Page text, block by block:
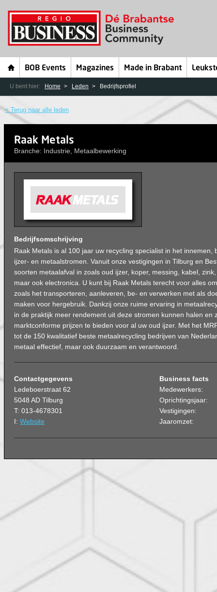
BOB Events Magazines Made in Brabant
U bent hier: Home Leden Bedrijfsprofiel
< Terug naar alle leden
Raak Metals
Branche: Industrie, Metaalbewerking
Bedrijfsomschrijving
Raak Metals is al 100 jaar uw recycling specialist in het innemen,
ijzer- en metaalstromen. Vanuit onze vestigingen in Tilburg en
soorten metaalafval in zoals oud ijzer, koper, messing, kabel,
maar ook electronica. U kunt bij Raak Metals terecht voor alles
zoals het transporteren, aanleveren, be- en verwerken met als
maken voor hergebruik. Dankzij onze ruime ervaring in
in de praktijk meer rendement uit deze stromen kunnen halen en
marktconforme prijzen te bieden voor al uw oud ijzer. Met het
tot de 150 kwalitatief beste metaalrecycling bedrijven van
metaal effectief, maar ook duurzaam en verantwoord.
Contactgegevens
Ledeboerstraat 62
5048 AD Tilburg
T: 013-4678301
I: Website
Business facts
Medewerkers:
Oprichtingsjaar:
Vestigingen:
Jaaromzet: